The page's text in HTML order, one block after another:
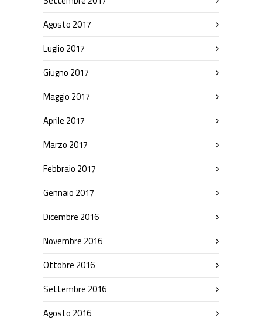
Agosto 2017
Luglio 2017
Giugno 2017
Maggio 2017
Aprile 2017
Marzo 2017
Febbraio 2017
Gennaio 2017
Dicembre 2016
Novembre 2016
Ottobre 2016
Settembre 2016
Agosto 2016